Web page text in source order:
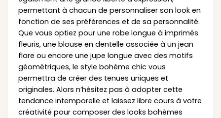
permettant à chacun de personnaliser son look en
fonction de ses préférences et de sa personnalité.
Que vous optiez pour une robe longue à imprimés
fleuris, une blouse en dentelle associée à un jean
flare ou encore une jupe longue avec des motifs
géométriques, le style bohème chic vous
permettra de créer des tenues uniques et
originales. Alors n’hésitez pas à adopter cette
tendance intemporelle et laissez libre cours à votre
créativité pour composer des looks bohèmes